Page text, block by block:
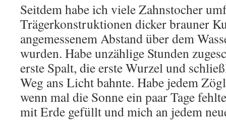
Seitdem habe ich viele Zahnstocher
Trägerkonstruktionen dicker brauner
angemessenem Abstand über dem
wurden. Habe unzählige Stunden
erste Spalt, die erste Wurzel und
Weg ans Licht bahnte. Habe jedem
wenn mal die Sonne ein paar Tage
mit Erde gefüllt und mich an jedem